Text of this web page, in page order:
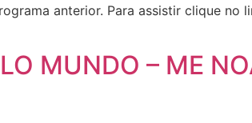
anterior. Para assistir clique no
MUNDO – ME